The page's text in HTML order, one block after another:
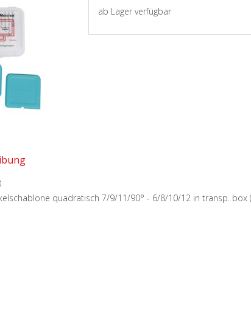
ab Lager verfügbar
quadratisch 7/9/11/90° - 6/8/10/12 in transp. box